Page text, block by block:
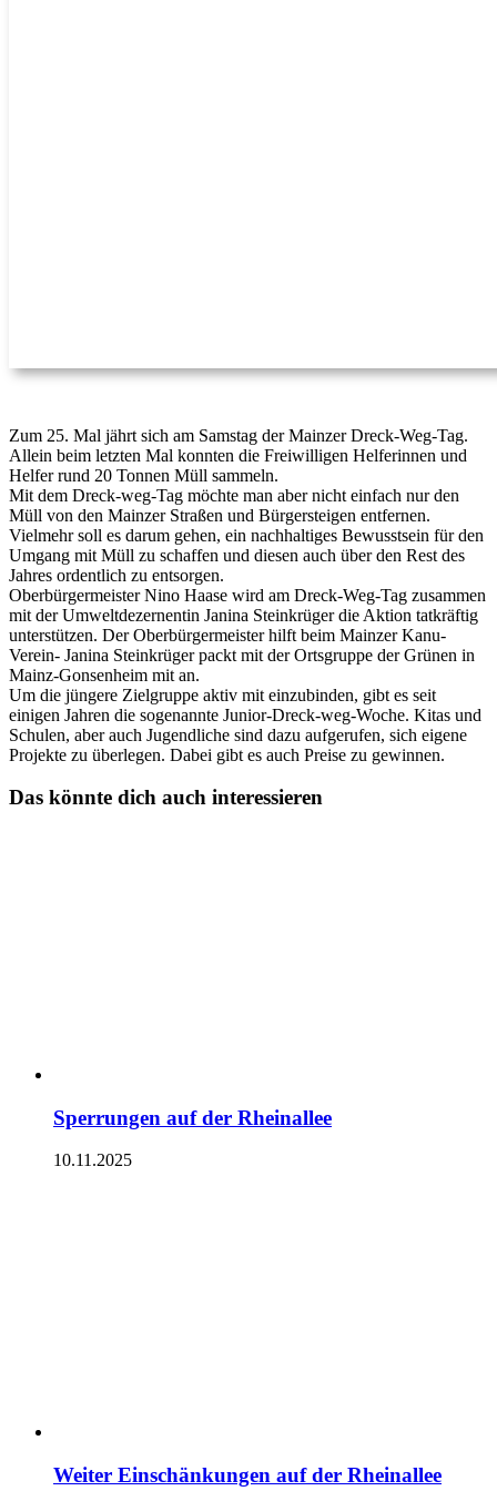
Zum 25. Mal jährt sich am Samstag der Mainzer Dreck-Weg-Tag.
Allein beim letzten Mal konnten die Freiwilligen Helferinnen und
Helfer rund 20 Tonnen Müll sammeln.
Mit dem Dreck-weg-Tag möchte man aber nicht einfach nur den
Müll von den Mainzer Straßen und Bürgersteigen entfernen.
Vielmehr soll es darum gehen, ein nachhaltiges Bewusstsein für den
Umgang mit Müll zu schaffen und diesen auch über den Rest des
Jahres ordentlich zu entsorgen.
Oberbürgermeister Nino Haase wird am Dreck-Weg-Tag zusammen
mit der Umweltdezernentin Janina Steinkrüger die Aktion tatkräftig
unterstützen. Der Oberbürgermeister hilft beim Mainzer Kanu-
Verein- Janina Steinkrüger packt mit der Ortsgruppe der Grünen in
Mainz-Gonsenheim mit an.
Um die jüngere Zielgruppe aktiv mit einzubinden, gibt es seit
einigen Jahren die sogenannte Junior-Dreck-weg-Woche. Kitas und
Schulen, aber auch Jugendliche sind dazu aufgerufen, sich eigene
Projekte zu überlegen. Dabei gibt es auch Preise zu gewinnen.
Das könnte dich auch interessieren
Sperrungen auf der Rheinallee
10.11.2025
Weiter Einschänkungen auf der Rheinallee